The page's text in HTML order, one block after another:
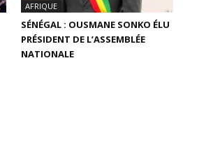
AFRIQUE
SÉNÉGAL : OUSMANE SONKO ÉLU
PRÉSIDENT DE L’ASSEMBLÉE
NATIONALE